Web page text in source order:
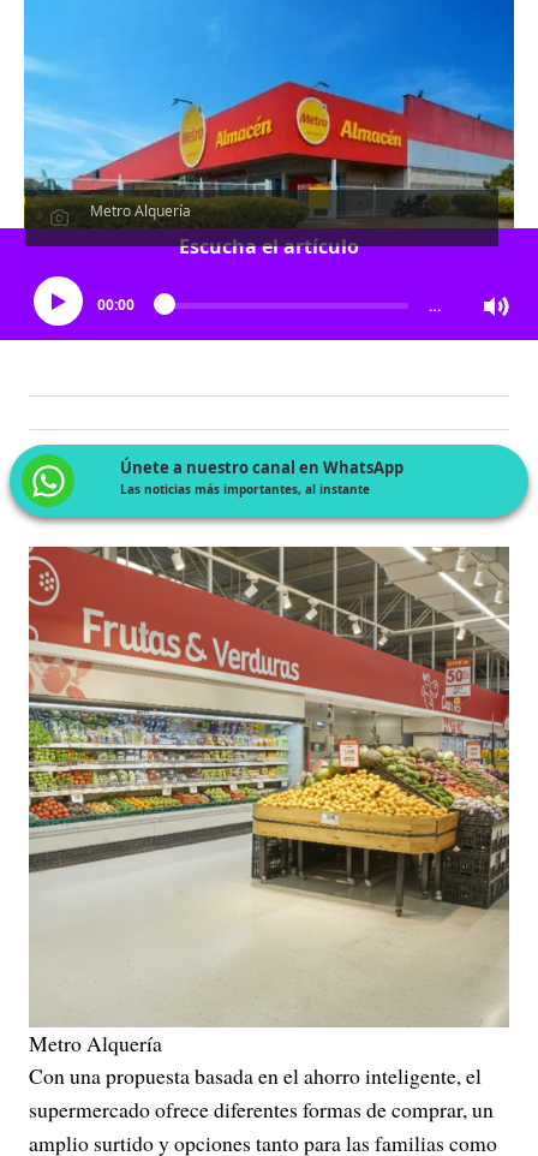
Metro Alquería
Escucha el artículo
00:00 …
Únete a nuestro canal en WhatsApp
Las noticias más importantes, al instante
Metro Alquería
Con una propuesta basada en el ahorro inteligente, el
supermercado ofrece diferentes formas de comprar, un
amplio surtido y opciones tanto para las familias como